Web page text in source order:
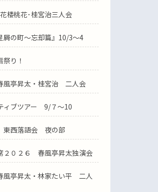
楼桃花･桂宮治三人会
の町～忘却篇』10/3～4
り！
亭昇太・桂宮治 二人会
ィブツアー 9/７～10
西落語会 夜の部
２０２６ 春風亭昇太独演会
亭昇太・林家たい平 二人